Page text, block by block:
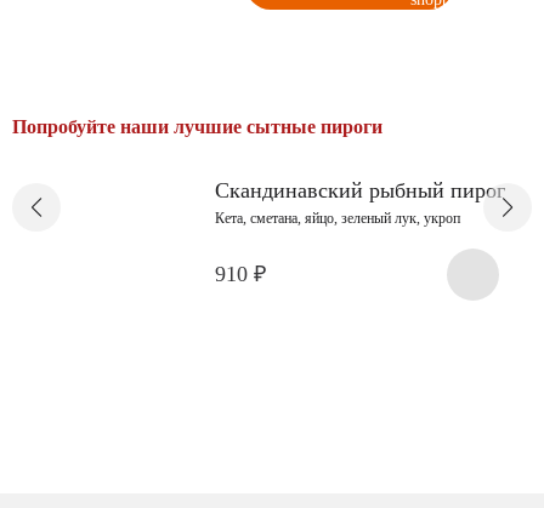
Попробуйте наши лучшие сытные пироги
Скандинавский рыбный пирог
Кета, сметана, яйцо, зеленый лук, укроп
910 ₽